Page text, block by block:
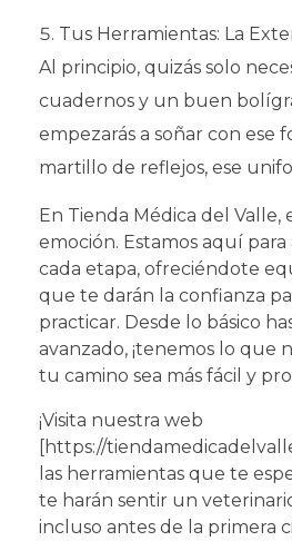
Tus Herramientas: La
Al principio, quizás solo
cuadernos y un buen
empezarás a soñar con ese
martillo de reflejos, ese
En Tienda Médica del Valle,
emoción. Estamos aquí
cada etapa, ofreciéndote
que te darán la confianza
practicar. Desde lo básico
avanzado, ¡tenemos lo que
tu camino sea más fácil y
¡Visita nuestra web
[https://
las herramientas que te
te harán sentir un
incluso antes de la primera